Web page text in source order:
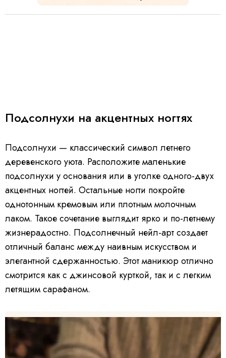
Подсолнухи на акцентных ногтях
Подсолнухи — классический символ летнего
деревенского уюта. Расположите маленькие
подсолнухи у основания или в уголке одного-двух
акцентных ногтей. Остальные ногти покройте
однотонным кремовым или плотным молочным
лаком. Такое сочетание выглядит ярко и по-летнему
жизнерадостно. Подсолнечный нейл-арт создает
отличный баланс между наивным искусством и
элегантной сдержанностью. Этот маникюр отлично
смотрится как с джинсовой курткой, так и с легким
летящим сарафаном.